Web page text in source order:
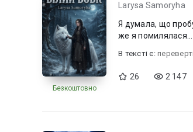
Безкоштовно
Larysa Samoryha
Я думала, що
же я помилялася...
В текcті є:
26 2 147